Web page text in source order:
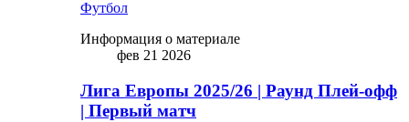
Футбол
Информация о материале
фев 21 2026
Лига Европы 2025/26 | Раунд Плей-офф
| Первый матч